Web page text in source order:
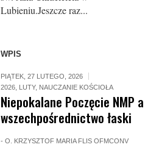
Lubieniu.Jeszcze raz...
WPIS
PIĄTEK, 27 LUTEGO, 2026
2026 LUTY, NAUCZANIE KOŚCIOŁA
Niepokalane Poczęcie NMP a
wszechpośrednictwo łaski
-O. KRZYSZTOF MARIA FLIS OFMCONV